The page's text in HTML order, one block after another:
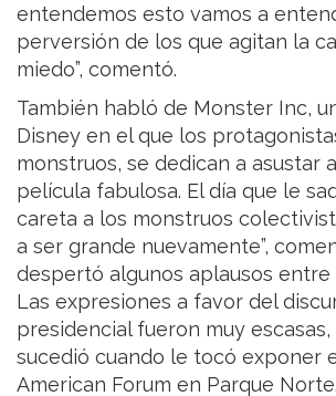
entendemos esto vamos a
perversión de los que agitan la
miedo”, comentó.
También habló de Monster Inc,
Disney en el que los
monstruos, se dedican a asustar a
película fabulosa. El día que le
careta a los monstruos
a ser grande nuevamente”,
despertó algunos aplausos entre
Las expresiones a favor del
presidencial fueron muy
sucedió cuando le tocó exponer
American Forum en Parque Norte.